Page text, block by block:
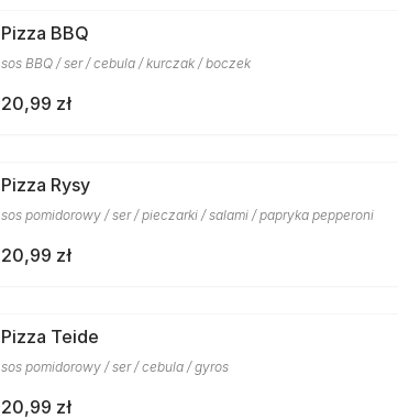
Pizza BBQ
sos BBQ / ser / cebula / kurczak / boczek
20,99 zł
Pizza Rysy
sos pomidorowy / ser / pieczarki / salami / papryka pepperoni
20,99 zł
Pizza Teide
sos pomidorowy / ser / cebula / gyros
20,99 zł